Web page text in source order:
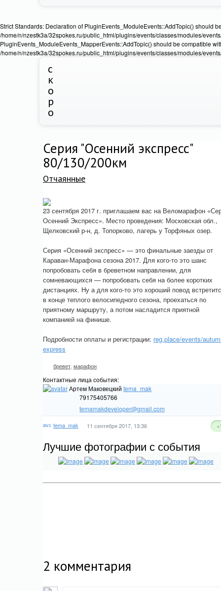
Strict Standards: Declaration of PluginEvents_ModuleEvents::AddTopic() should
/home/n/nzestk3a/32spokes.ru/public_html/plugins/events/classes/modules/
PluginEvents_ModuleEvents_MapperEvents::AddTopic() should be compatible
/home/n/nzestk3a/32spokes.ru/public_html/plugins/events/classes/modules/
с
к
о
р
о
Серия "Осенний экспресс"
80/130/200км
Отчаянные
23 сентября 2017 г. приглашаем вас на Веломарафон
Осенний Экспресс». Место проведения: Московская обл.,
Щелковский р-н, д. Топорково, лагерь у Торфяных озер.
Серия «Осенний экспресс» — это финальные заезды от
Караван-Марафона сезона 2017. Для кого-то это шанс
попробовать себя в бреветном направлении, для
сомневающихся — попробовать себя на более коротких
дистанциях. Ну а для кого-то это хороший повод
в конце теплого велосипедного сезона, проехаться по
приятному маршруту, а потом насладится приятной
компанией на финише.
Подробности оплаты и регистрации: reg.place/events/
express
бревет марафон
Контактные лица события:
Артем Маковецкий tema_mak
79175405766
temamakdeveloper@gmail.com
tema_mak 11 сентября 2017, 13:36
Лучшие фотографии с события
2 комментария